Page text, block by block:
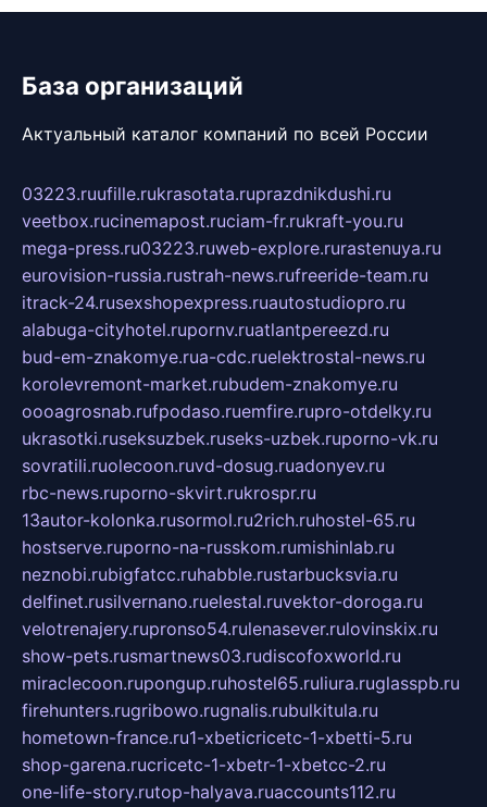
База организаций
Актуальный каталог компаний по всей России
03223.ruufille.rukrasotata.ruprazdnikdushi.ru
veetbox.rucinemapost.ruciam-fr.rukraft-you.ru
mega-press.ru03223.ruweb-explore.rurastenuya.ru
eurovision-russia.rustrah-news.rufreeride-team.ru
itrack-24.rusexshopexpress.ruautostudiopro.ru
alabuga-cityhotel.rupornv.ruatlantpereezd.ru
bud-em-znakomye.rua-cdc.ruelektrostal-news.ru
korolevremont-market.rubudem-znakomye.ru
oooagrosnab.rufpodaso.ruemfire.rupro-otdelky.ru
ukrasotki.ruseksuzbek.ruseks-uzbek.ruporno-vk.ru
sovratili.ruolecoon.ruvd-dosug.ruadonyev.ru
rbc-news.ruporno-skvirt.rukrospr.ru
13autor-kolonka.rusormol.ru2rich.ruhostel-65.ru
hostserve.ruporno-na-russkom.rumishinlab.ru
neznobi.rubigfatcc.ruhabble.rustarbucksvia.ru
delfinet.rusilvernano.ruelestal.ruvektor-doroga.ru
velotrenajery.rupronso54.rulenasever.rulovinskix.ru
show-pets.rusmartnews03.rudiscofoxworld.ru
miraclecoon.rupongup.ruhostel65.ruliura.ruglasspb.ru
firehunters.rugribowo.rugnalis.rubulkitula.ru
hometown-france.ru1-xbeticricetc-1-xbetti-5.ru
shop-garena.rucricetc-1-xbetr-1-xbetcc-2.ru
one-life-story.rutop-halyava.ruaccounts112.ru